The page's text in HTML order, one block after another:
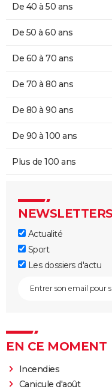
De 40 à 50 ans
De 50 à 60 ans
De 60 à 70 ans
De 70 à 80 ans
De 80 à 90 ans
De 90 à 100 ans
Plus de 100 ans
NEWSLETTERS
Actualité
Sport
Les dossiers d'actu
EN CE MOMENT
Incendies
Canicule d'août